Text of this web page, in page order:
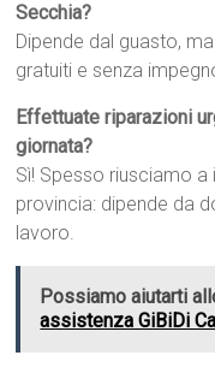
Secchia?
Dipende dal guasto,
gratuiti e senza
Effettuate riparazioni
giornata?
Sì! Spesso riusciamo a
provincia: dipende da
lavoro.
Possiamo aiutarti
assistenza GiBiDi